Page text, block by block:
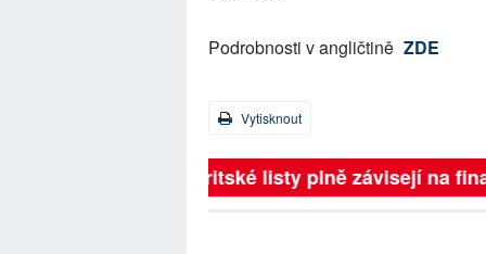
Podrobnosti v angličtině ZDE
Vytisknout
Britské listy plně závisejí na